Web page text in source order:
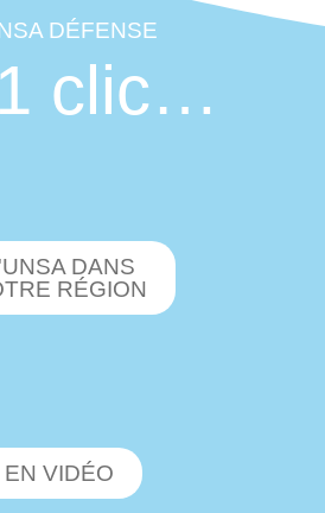
DÉFENSE
clic…
DANS
RÉGION
EN VIDÉO